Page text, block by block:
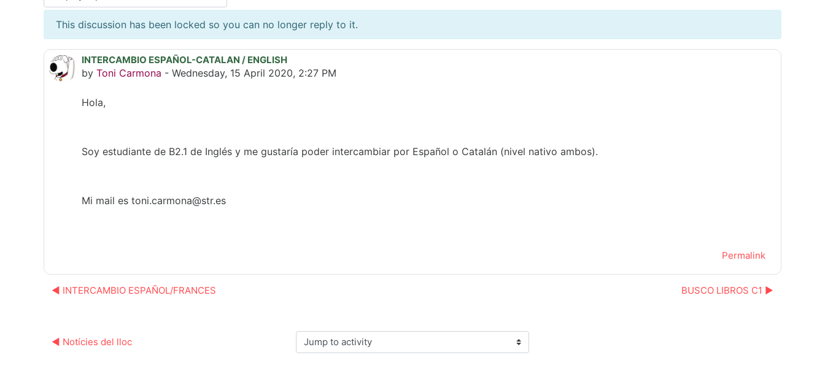
This discussion has been locked so you can no longer reply to it.
INTERCAMBIO ESPAÑOL-CATALAN / ENGLISH
by Toni Carmona - Wednesday, 15 April 2020, 2:27 PM
Number of replies: 0
Hola,
Soy estudiante de B2.1 de Inglés y me gustaría poder intercambiar por Español o Catalán (nivel nativo ambos).
Mi mail es toni.carmona@str.es
Permalink
◀︎ INTERCAMBIO ESPAÑOL/FRANCES BUSCO LIBROS C1 ▶︎
◀︎ Notícies del lloc
Jump to activity